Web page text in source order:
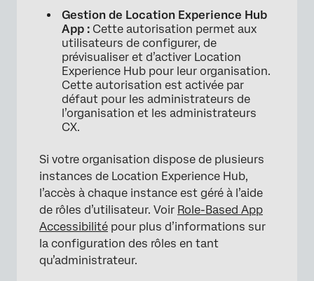
Gestion de Location Experience Hub
App : Cette autorisation permet aux
utilisateurs de configurer, de
prévisualiser et d’activer Location
Experience Hub pour leur organisation.
Cette autorisation est activée par
défaut pour les administrateurs de
l’organisation et les administrateurs
CX.
Si votre organisation dispose de plusieurs
instances de Location Experience Hub,
l’accès à chaque instance est géré à l’aide
de rôles d’utilisateur. Voir Role-Based App
Accessibilité pour plus d’informations sur
la configuration des rôles en tant
qu’administrateur.